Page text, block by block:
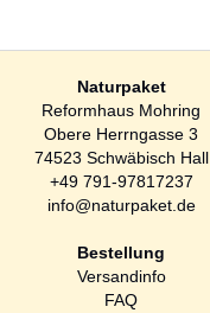
Naturpaket
Reformhaus Mohring
Obere Herrngasse 3
74523 Schwäbisch Hall
+49 791-97817237
info@naturpaket.de
Bestellung
Versandinfo
FAQ